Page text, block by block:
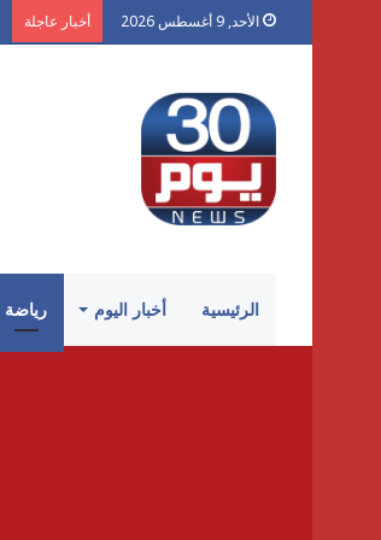
الأحد, 9 أغسطس 2026 أخبار عاجلة
الرئيسية أخبار اليوم رياضة